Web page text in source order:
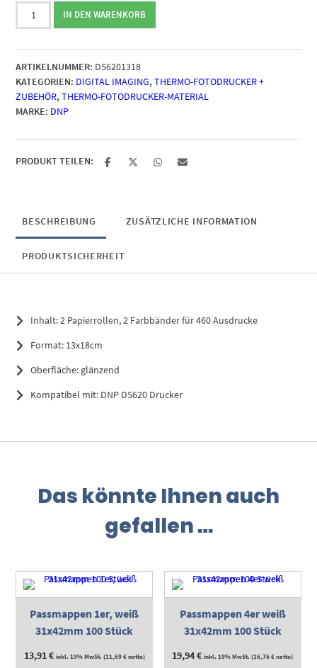
DNP
Mediaset
DS
620
Drucker
13x18cm
(5x7inch)
460
Prints
IN DEN WARENKORB
ARTIKELNUMMER: DS6201318
KATEGORIEN: DIGITAL IMAGING,THERMO-FOTODRUCKER +
ZUBEHÖR,THERMO-FOTODRUCKER-MATERIAL
MARKE: DNP
PRODUKT TEILEN:
BESCHREIBUNG ZUSÄTZLICHE INFORMATION
PRODUKTSICHERHEIT
Inhalt: 2 Papierrollen, 2 Farbbänder für 460 Ausdrucke
Format: 13x18cm
Oberfläche: glänzend
Kompatibel mit: DNP DS620 Drucker
Das könnte Ihnen auch
gefallen …
Passmappen 1er, weiß
31x42mm 100 Stück
13,91€ inkl. 19% MwSt. (11,69€netto)
Passmappen 4er weiß
31x42mm 100 Stück
19,94€ inkl. 19% MwSt. (16,76€netto)